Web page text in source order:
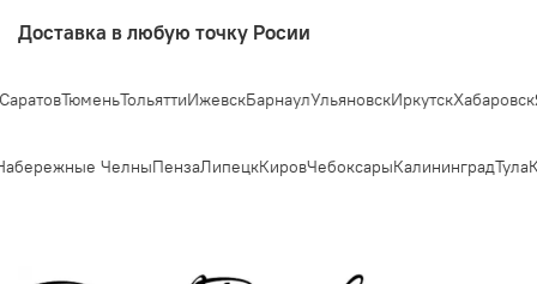
Доставка в любую точку Росии
ТюменьТольяттиИжевскБарнаулУльяновскИркутскХабаровск
ЧелныПензаЛипецкКировЧебоксарыКалининградТула